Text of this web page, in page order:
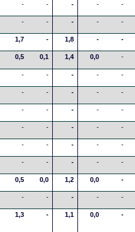
- - - - -
- - - - -
1,7 - 1,8 - -
0,5 0,1 1,4 0,0 -
- - - - -
- - - - -
- - - - -
- - - - -
- - - - -
- - - - -
0,5 0,0 1,2 0,0 -
- - - - -
1,3 - 1,1 0,0 -